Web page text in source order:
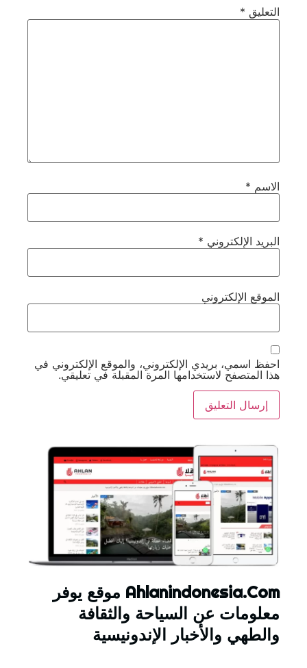
التعليق *
الاسم *
البريد الإلكتروني *
الموقع الإلكتروني
احفظ اسمي، بريدي الإلكتروني، والموقع الإلكتروني في
هذا المتصفح لاستخدامها المرة المقبلة في تعليقي.
Ahlanindonesia.Com موقع يوفر
معلومات عن السياحة والثقافة
والطهي والأخبار الإندونيسية